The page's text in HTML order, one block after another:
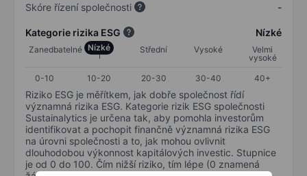
Skóre řízení společnosti
-
Kategorie rizika ESG Nízké
Zanedbatelné Nízké Střední Vysoké
Velmi
vysoké
0-10
10-20 20-30 30-40 40+
Riziko ESG je měřítkem, jak dobře společnost řídí
významná rizika ESG. Kategorie rizik ESG společnosti
Sustainalytics je určena tak, aby pomohla investorům
identifikovat a pochopit finančně významná rizika ESG
na úrovni společnosti a to, jak mohou ovlivnit
dlouhodobou výkonnost kapitálových investic. Stupnice
je od 0 do 100. Čím nižší riziko, tím lépe (0 znamená